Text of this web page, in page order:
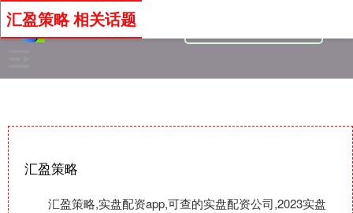
汇盈策略
汇盈策略,实盘配资app,可查的实盘配资公司,2023实盘
汇盈策略 相关话题